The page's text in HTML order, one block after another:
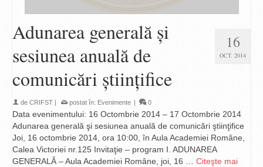
16
OCT. 2014
Adunarea generală şi
sesiunea anuală de
comunicări ştiinţifice
de CRIFST | postat în: Evenimente | 0
Data evenimentului: 16 Octombrie 2014 – 17 Octombrie 2014
Adunarea generală şi sesiunea anuală de comunicări ştiinţifice
Joi, 16 octombrie 2014, ora 10:00, în Aula Academiei Române,
Calea Victoriei nr.125 Invitaţie – program I. ADUNAREA
GENERALĂ – Aula Academiei Române, joi, 16 … Citeşte mai